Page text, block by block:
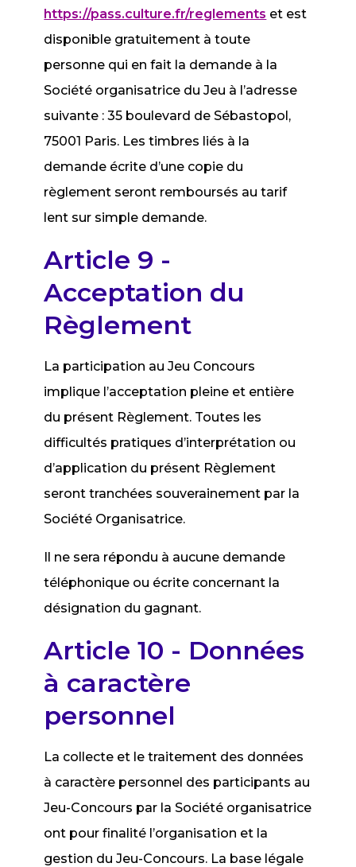
https://pass.culture.fr/reglements et est
disponible gratuitement à toute
personne qui en fait la demande à la
Société organisatrice du Jeu à l’adresse
suivante : 35 boulevard de Sébastopol,
75001 Paris. Les timbres liés à la
demande écrite d’une copie du
règlement seront remboursés au tarif
lent sur simple demande.
Article 9 -
Acceptation du
Règlement
La participation au Jeu Concours
implique l’acceptation pleine et entière
du présent Règlement. Toutes les
difficultés pratiques d’interprétation ou
d’application du présent Règlement
seront tranchées souverainement par la
Société Organisatrice.
Il ne sera répondu à aucune demande
téléphonique ou écrite concernant la
désignation du gagnant.
Article 10 - Données
à caractère
personnel
La collecte et le traitement des données
à caractère personnel des participants au
Jeu-Concours par la Société organisatrice
ont pour finalité l’organisation et la
gestion du Jeu-Concours. La base légale